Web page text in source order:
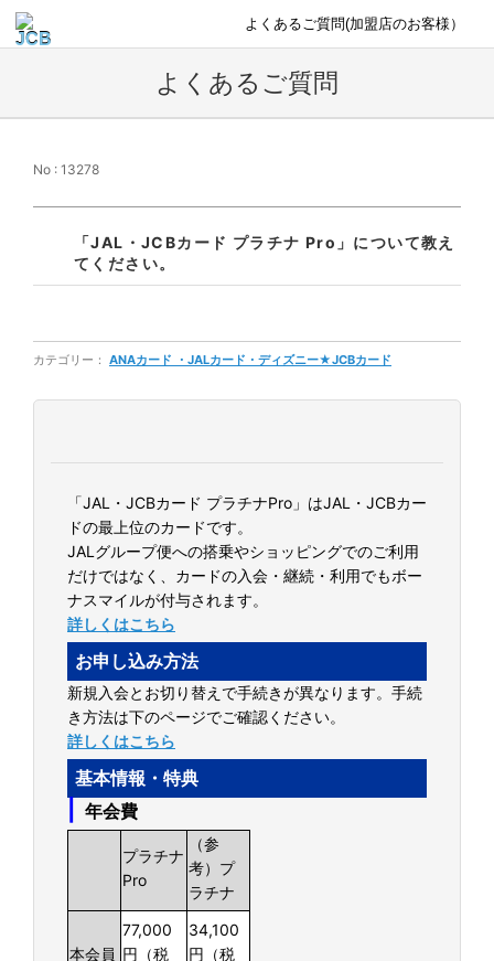
よくあるご質問(加盟店のお客様）
よくあるご質問
No : 13278
「JAL・JCBカード プラチナ Pro」について教え
てください。
カテゴリー： ANAカード ・JALカード・ディズニー★JCBカード
「JAL・JCBカード プラチナPro」はJAL・JCBカー
ドの最上位のカードです。
JALグループ便への搭乗やショッピングでのご利用
だけではなく、カードの入会・継続・利用でもボー
ナスマイルが付与されます。
詳しくはこちら
お申し込み方法
新規入会とお切り替えで手続きが異なります。手続
き方法は下のページでご確認ください。
詳しくはこちら
基本情報・特典
年会費
プラチナ
Pro
（参
考）プ
ラチナ
本会員
77,000
円（税
34,100
円（税